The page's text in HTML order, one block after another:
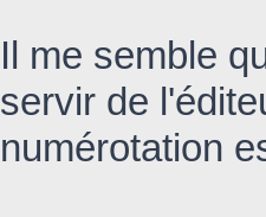
Il me semble
servir de
numérotation